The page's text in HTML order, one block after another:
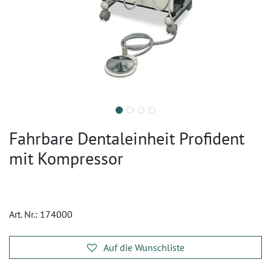
Fahrbare Dentaleinheit Profident
mit Kompressor
Art. Nr.: 174000
Auf die Wunschliste